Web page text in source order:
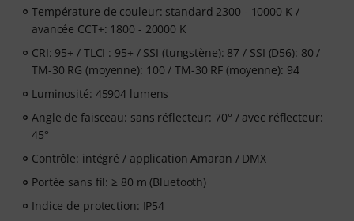
Température de couleur: standard 2300 - 10000 K /
avancée CCT+: 1800 - 20000 K
CRI: 95+ / TLCI : 95+ / SSI (tungstène): 87 / SSI (D56): 80 /
TM-30 RG (moyenne): 100 / TM-30 RF (moyenne): 94
Luminosité: 45904 lumens
Angle de faisceau: sans réflecteur: 70° / avec réflecteur:
45°
Contrôle: intégré / application Amaran / DMX
Portée sans fil: ≥ 80 m (Bluetooth)
Indice de protection: IP54